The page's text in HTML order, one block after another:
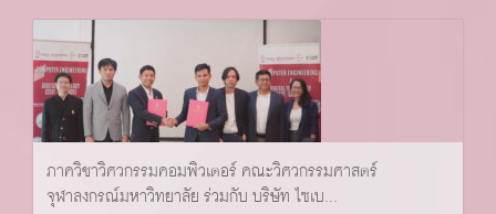
ภาควิชาวิศวกรรมคอมพิวเตอร์ คณะวิศวกรรมศาสตร์
จุฬาลงกรณ์มหาวิทยาลัย ร่วมกับ บริษัท ไซเบ...